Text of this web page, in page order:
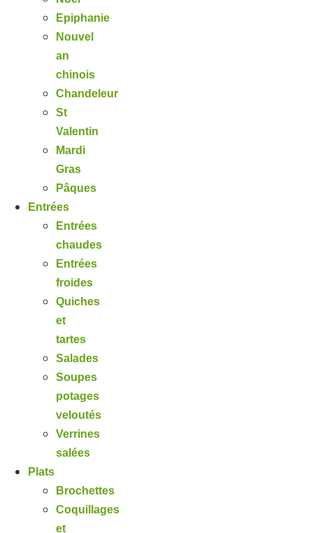
Epiphanie
Nouvel
an
chinois
Chandeleur
St
Valentin
Mardi
Gras
Pâques
Entrées
Entrées
chaudes
Entrées
froides
Quiches
et
tartes
Salades
Soupes
potages
veloutés
Verrines
salées
Plats
Brochettes
Coquillages
et